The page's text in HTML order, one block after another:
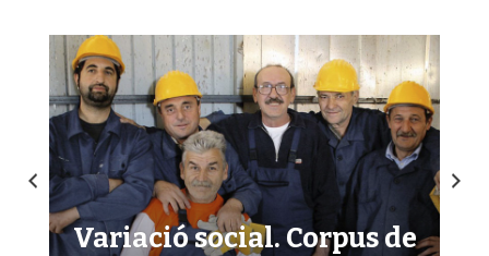
Variació social. Corpus de